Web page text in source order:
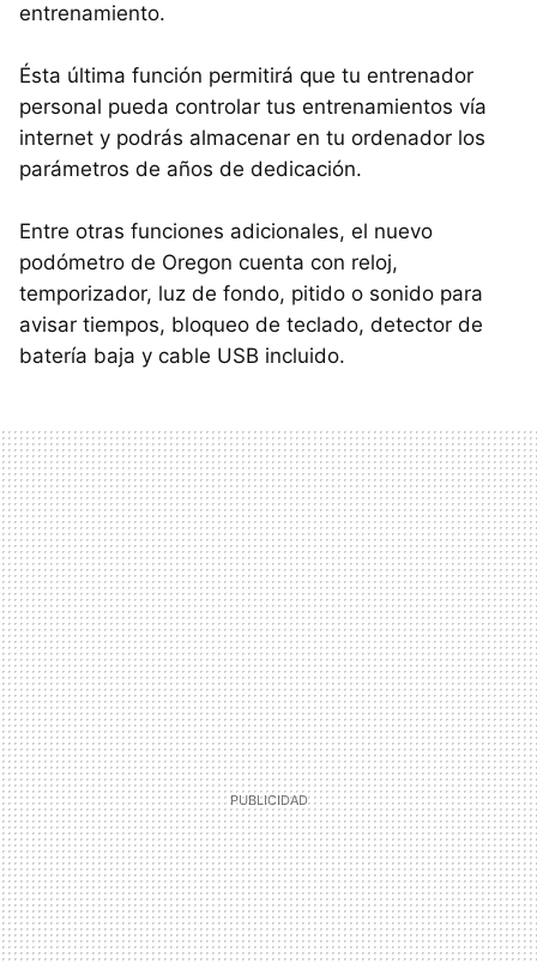
entrenamiento.
Ésta última función permitirá que tu entrenador
personal pueda controlar tus entrenamientos vía
internet y podrás almacenar en tu ordenador los
parámetros de años de dedicación.
Entre otras funciones adicionales, el nuevo
podómetro de Oregon cuenta con reloj,
temporizador, luz de fondo, pitido o sonido para
avisar tiempos, bloqueo de teclado, detector de
batería baja y cable USB incluido.